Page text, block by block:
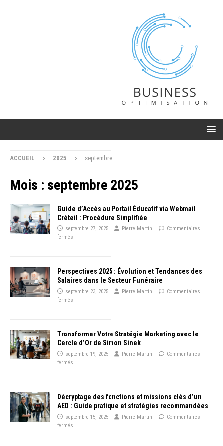
ACCUEIL 2025 septembre
Mois : septembre 2025
Guide d’Accès au Portail Éducatif via Webmail
Créteil : Procédure Simplifiée
septembre 27, 2025 Pierre Martin
Commentaires
fermés
Perspectives 2025 : Évolution et Tendances des
Salaires dans le Secteur Funéraire
septembre 23, 2025 Pierre Martin
Commentaires
fermés
Transformer Votre Stratégie Marketing avec le
Cercle d’Or de Simon Sinek
septembre 19, 2025 Pierre Martin
Commentaires
fermés
Décryptage des fonctions et missions clés d’un
AED : Guide pratique et stratégies recommandées
septembre 15, 2025 Pierre Martin
Commentaires
fermés